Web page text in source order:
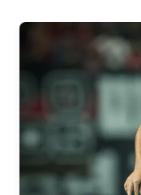
Serveis Mèdics
plusicon
més
Acreditacions
Instal·lacions
SUB8 A
SUB8 B
Jugadors
Fotos
Palmarès
Jugadors
Fotos
Cadet B
Infantil A
Calendari
Entrades
Resultats
Classificació
Actualitat
Resultats
Jugadors
plusicon
Actualitat
Juvenil
Cadet
Campus Verano
PLUSICON
MÉS
Primer equip
plusicon
més
FC Barcelona club badge